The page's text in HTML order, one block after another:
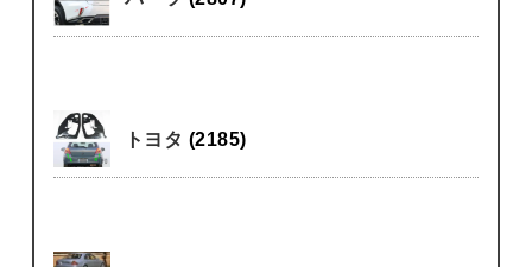
トヨタ (2185)